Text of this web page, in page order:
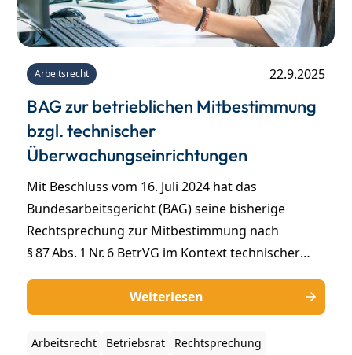
Arbeitsrecht 22.9.2025
BAG zur betrieblichen Mitbestimmung
bzgl. technischer
Überwachungseinrichtungen
Mit Beschluss vom 16. Juli 2024 hat das
Bundesarbeitsgericht (BAG) seine bisherige
Rechtsprechung zur Mitbestimmung nach
§ 87 Abs. 1 Nr. 6 BetrVG im Kontext technischer
insbesondere die Reichweite der
Mitbestimmungspflicht bei Headset-Systemen
mit Echtzeitkommunikation verdeutlicht.
Weiterlesen
Arbeitsrecht Betriebsrat Rechtsprechung